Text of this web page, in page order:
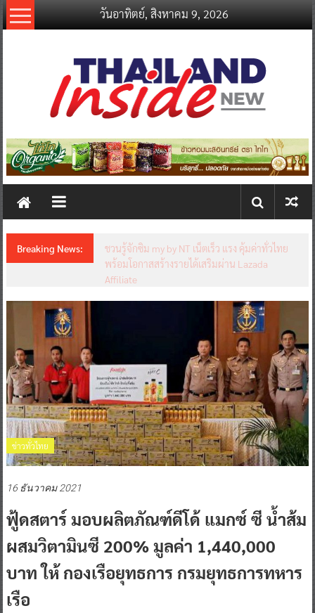
Skip
to
วันอาทิตย์, สิงหาคม 9, 2026
thailandinsidenew.com
Thailand
New
Breaking News:
ชวนรู้จักซิม my by NT เน็ตเร็ว แรง คุ้มค่าทั่วไทย
พร้อมโอกาสสร้างรายได้เสริมผ่าน Lazada
Affiliate
ข่าวทั่วไทย
16 ธันวาคม 2021
ฟู้ดสตาร์ มอบผลิตภัณฑ์ดีโด้ แมกซ์ ซี น้ำส้ม
ผสมวิตามินซี 200% มูลค่า 1,440,000
บาท ให้ กองเรือยุทธการ กรมยุทธการทหาร
เรือ